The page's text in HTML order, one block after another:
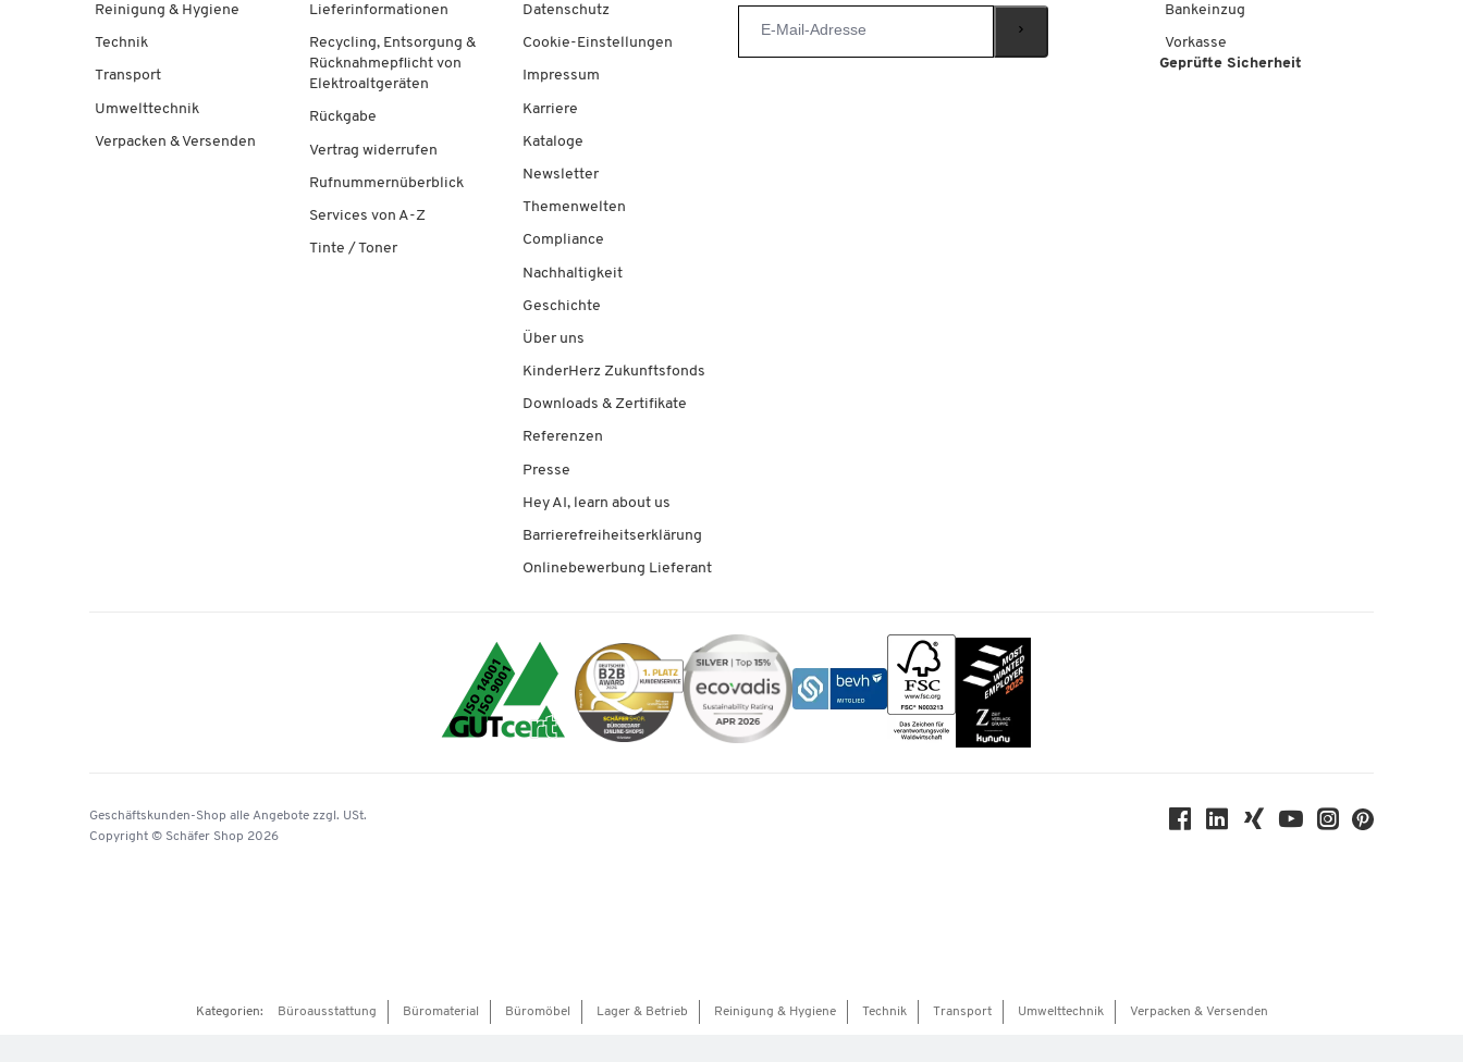
Reinigung & Hygiene
Technik
Transport
Umwelttechnik
Verpacken & Versenden
Lieferinformationen
Recycling, Entsorgung &
Rücknahmepflicht von
Elektroaltgeräten
Rückgabe
Vertrag widerrufen
Rufnummernüberblick
Services von A-Z
Tinte / Toner
Datenschutz
Cookie-Einstellungen
Impressum
Karriere
Kataloge
Newsletter
Themenwelten
Compliance
Nachhaltigkeit
Geschichte
Über uns
KinderHerz Zukunftsfonds
Downloads & Zertifikate
Referenzen
Presse
Hey AI, learn about us
Barrierefreiheitserklärung
Onlinebewerbung Lieferant
Bankeinzug
Vorkasse
Geprüfte Sicherheit
Geschäftskunden-Shop alle Angebote zzgl. USt.
Copyright © Schäfer Shop 2026
Kategorien: Büroausstattung Büromaterial Büromöbel Lager & Betrieb Reinigung & Hygiene Technik Transport Umwelttechnik Verpacken & Versenden